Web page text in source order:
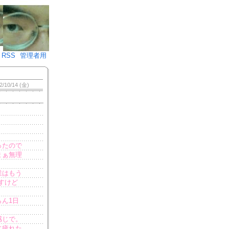
♪)÷2
RSS 管理者用
10/14 (金)
たので
ぁ無理
もう
けど
1日
で。